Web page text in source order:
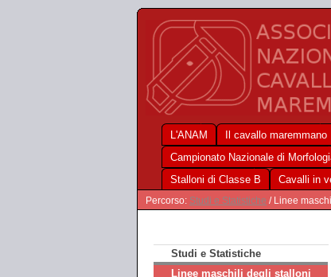
L'ANAM Il cavallo maremmano
Campionato Nazionale di
Stalloni di Classe B
Cavalli in
Percorso: Studi e Statistiche / Linee
Studi e Statistiche
Linee maschili degli stalloni